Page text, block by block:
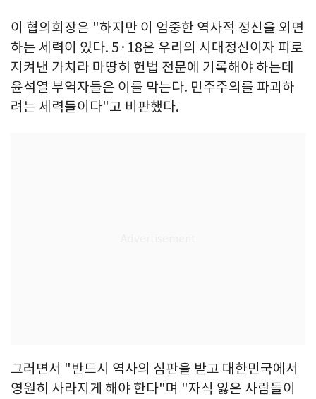
이 협의회장은 "하지만 이 엄중한 역사적 정신을 외면
하는 세력이 있다. 5·18은 우리의 시대정신이자 피로
지켜낸 가치라 마땅히 헌법 전문에 기록해야 하는데
윤석열 부역자들은 이를 막는다. 민주주의를 파괴하
려는 세력들이다"고 비판했다.
그러면서 "반드시 역사의 심판을 받고 대한민국에서
영원히 사라지게 해야 한다"며 "자식 잃은 사람들이